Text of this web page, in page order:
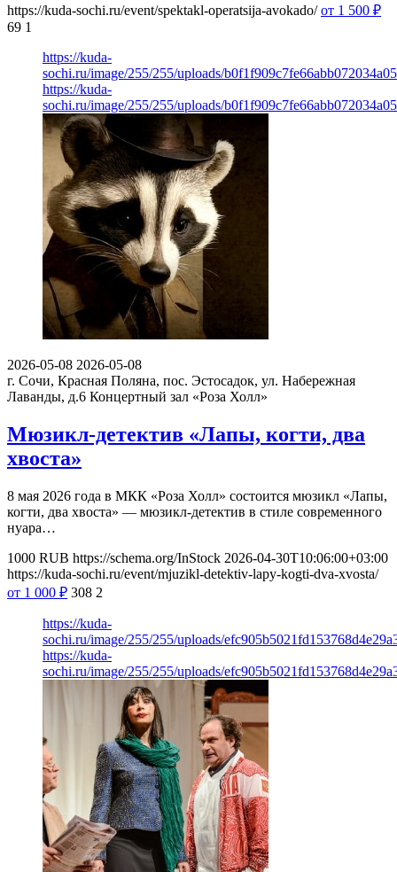
https://kuda-sochi.ru/event/spektakl-operatsija-avokado/ от 1 500 ₽
69 1
https://kuda-
sochi.ru/image/255/255/uploads/
https://kuda-
sochi.ru/image/255/255/uploads/
2026-05-08 2026-05-08
г. Сочи, Красная Поляна, пос. Эстосадок, ул. Набережная
Лаванды, д.6 Концертный зал «Роза Холл»
Мюзикл-детектив «Лапы, когти, два
хвоста»
8 мая 2026 года в МКК «Роза Холл» состоится мюзикл «Лапы,
когти, два хвоста» — мюзикл-детектив в стиле современного
нуара…
1000 RUB https://schema.org/InStock 2026-04-30T10:06:00+03:00
https://kuda-sochi.ru/event/mjuzikl-detektiv-lapy-kogti-dva-xvosta/
от 1 000 ₽ 308 2
https://kuda-
sochi.ru/image/255/255/uploads/
https://kuda-
sochi.ru/image/255/255/uploads/